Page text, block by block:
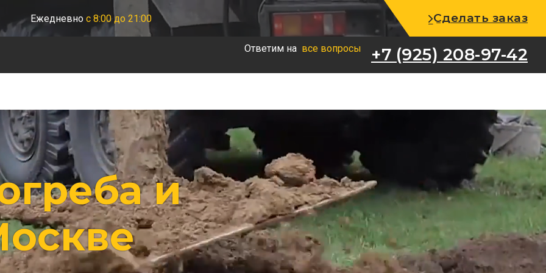
+7 (925) 208-97-42
Ежедневно с 8:00 до 21:00 Сделать заказ
Ответим на все вопросы +7 (925) 208-97-42
и